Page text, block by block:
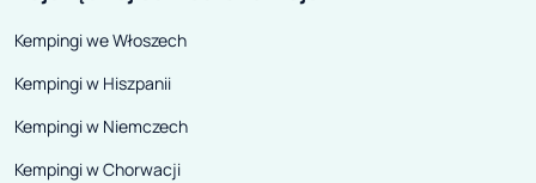
Kempingi we Włoszech
Kempingi w Hiszpanii
Kempingi w Niemczech
Kempingi w Chorwacji